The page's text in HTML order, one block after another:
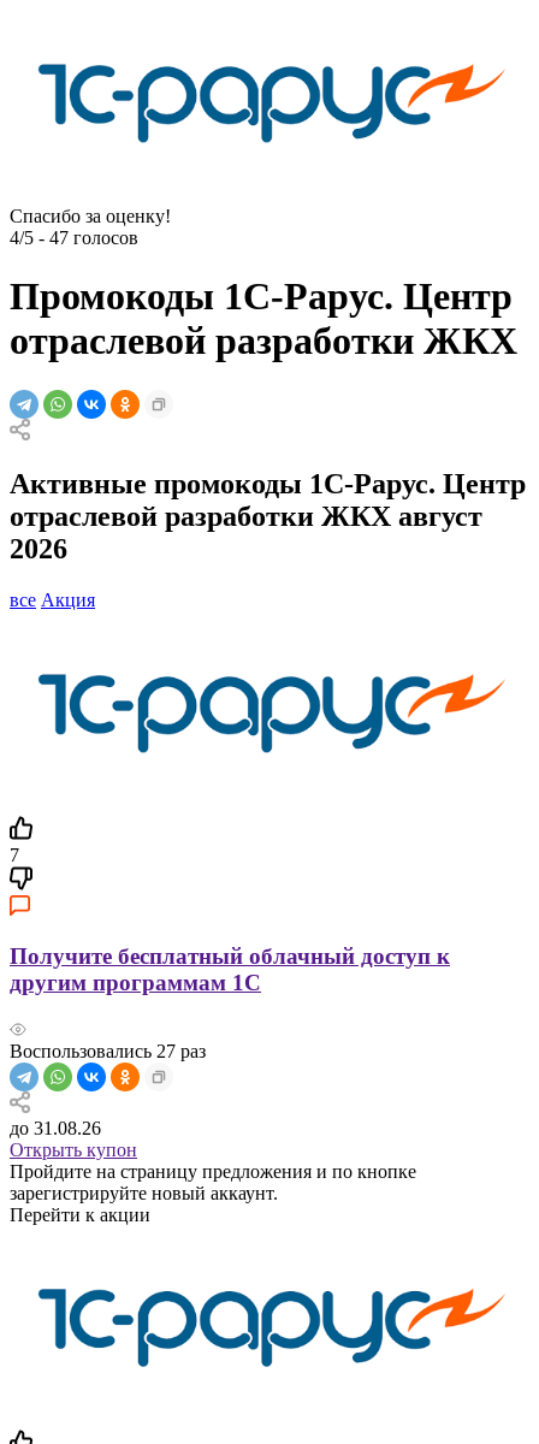
Спасибо за оценку!
4/5 - 47 голосов
Промокоды 1С-Рарус. Центр
отраслевой разработки ЖКХ
Активные промокоды 1С-Рарус. Центр
отраслевой разработки ЖКХ август
2026
все Акция
7
Получите бесплатный облачный доступ к
другим программам 1С
Воспользовались 27 раз
до 31.08.26
Открыть купон
Пройдите на страницу предложения и по кнопке
зарегистрируйте новый аккаунт.
Перейти к акции